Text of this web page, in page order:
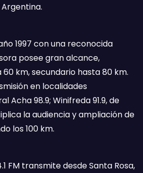
1997 con una reconocida
posee gran alcance,
km, secundario hasta 80 km.
en localidades
Acha 98.9; Winifreda 91.9, de
la audiencia y ampliación de
los 100 km.
FM transmite desde Santa Rosa,